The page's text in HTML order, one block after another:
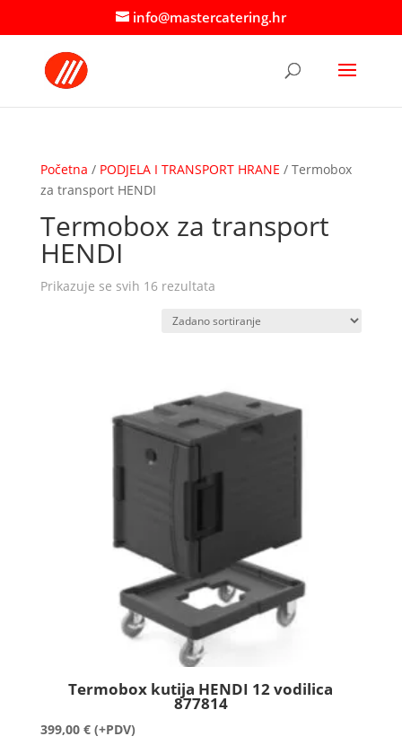
info@mastercatering.hr
Početna / PODJELA I TRANSPORT HRANE / Termobox
za transport HENDI
Termobox za transport
HENDI
Prikazuje se svih 16 rezultata
Termobox kutija HENDI 12 vodilica
877814
399,00 € (+PDV)